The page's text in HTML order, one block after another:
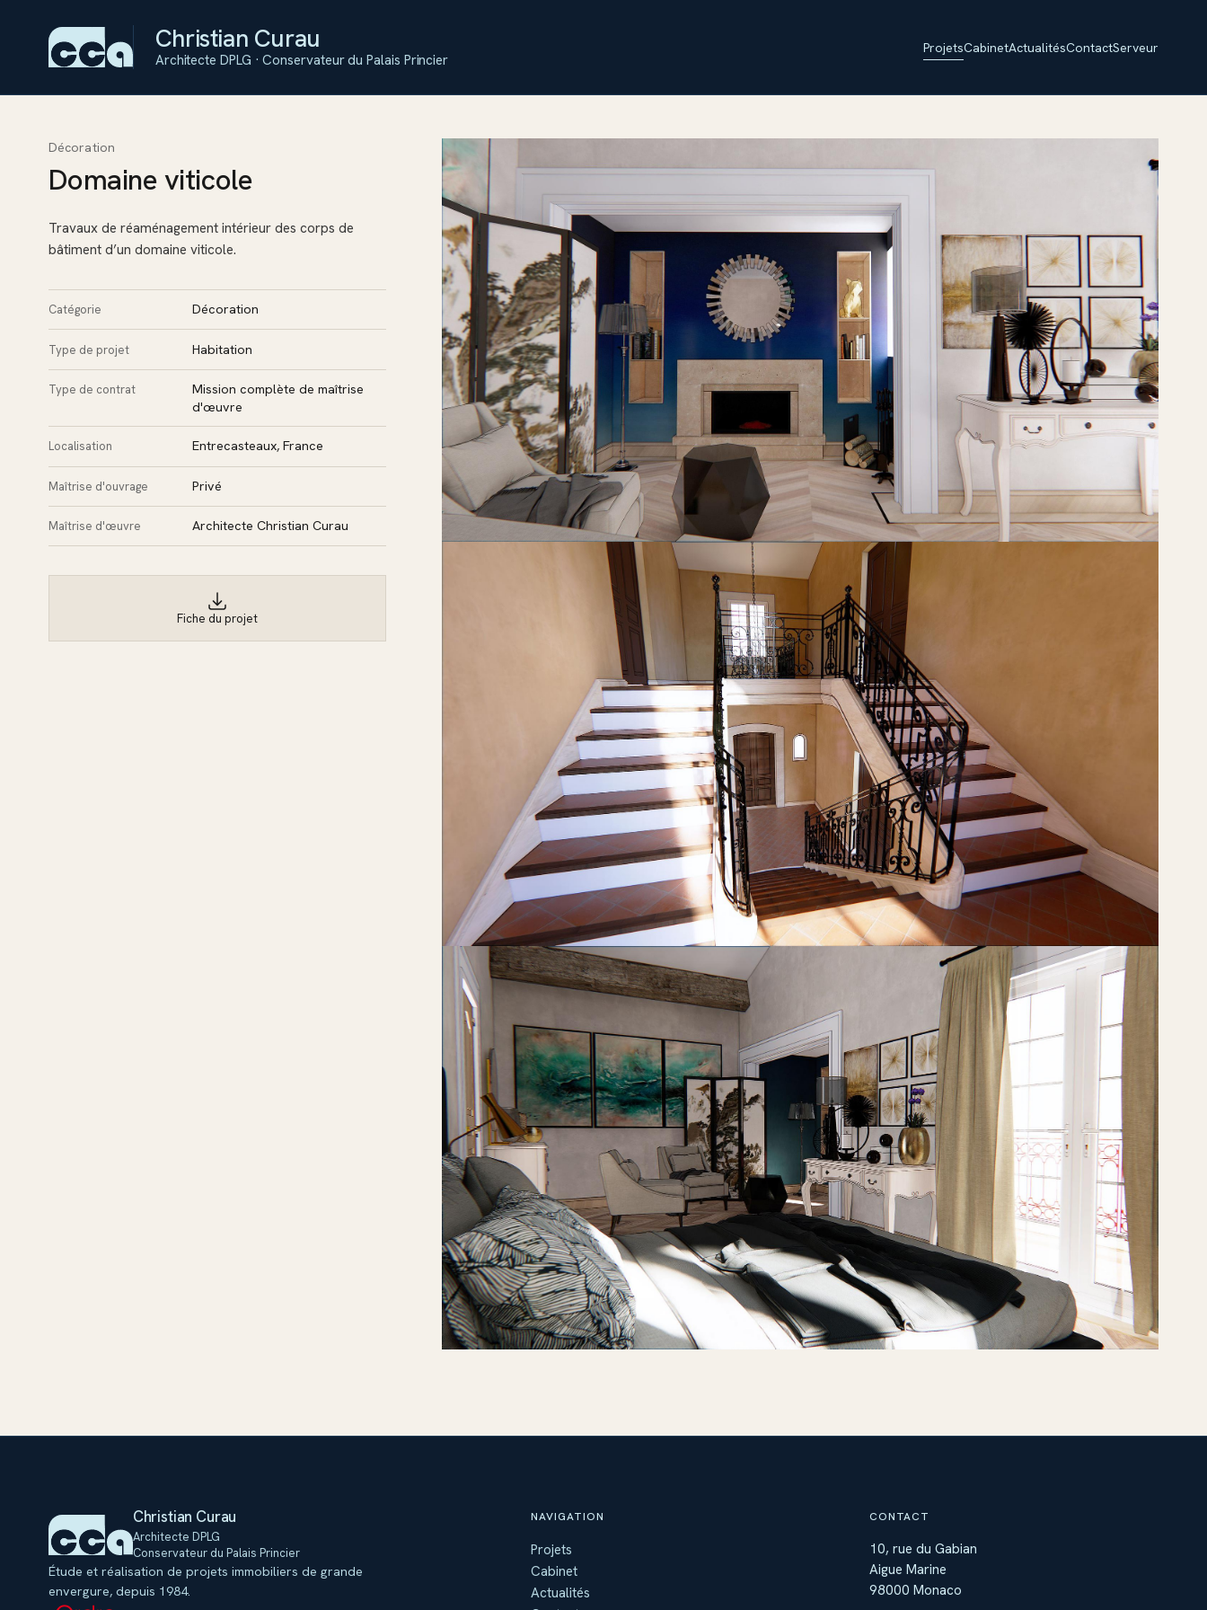
Christian Curau
Architecte DPLG · Conservateur du Palais Princier
ProjetsCabinetActualitésContactServeur
Décoration
Domaine viticole
Travaux de réaménagement intérieur des corps de
bâtiment d’un domaine viticole.
Catégorie Décoration
Type de projet Habitation
Type de contrat
Mission complète de maîtrise
d'œuvre
Localisation Entrecasteaux, France
Maîtrise d'ouvrage Privé
Maîtrise d'œuvre Architecte Christian Curau
Fiche du projet
Christian Curau
Architecte DPLG
Conservateur du Palais Princier
Étude et réalisation de projets immobiliers de grande
envergure, depuis 1984.
NAVIGATION
Projets
Cabinet
Actualités
CONTACT
10, rue du Gabian
Aigue Marine
98000 Monaco